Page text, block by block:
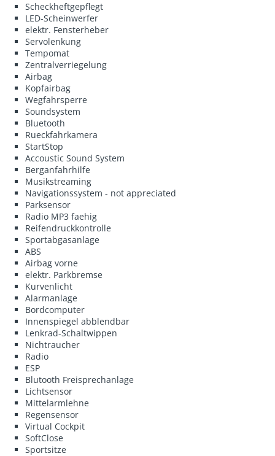
Scheckheftgepflegt
LED-Scheinwerfer
elektr. Fensterheber
Servolenkung
Tempomat
Zentralverriegelung
Airbag
Kopfairbag
Wegfahrsperre
Soundsystem
Bluetooth
Rueckfahrkamera
StartStop
Accoustic Sound System
Berganfahrhilfe
Musikstreaming
Navigationssystem - not appreciated
Parksensor
Radio MP3 faehig
Reifendruckkontrolle
Sportabgasanlage
ABS
Airbag vorne
elektr. Parkbremse
Kurvenlicht
Alarmanlage
Bordcomputer
Innenspiegel abblendbar
Lenkrad-Schaltwippen
Nichtraucher
Radio
ESP
Blutooth Freisprechanlage
Lichtsensor
Mittelarmlehne
Regensensor
Virtual Cockpit
SoftClose
Sportsitze